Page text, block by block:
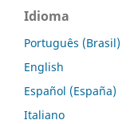
Idioma
Português (Brasil)
English
Español (España)
Italiano